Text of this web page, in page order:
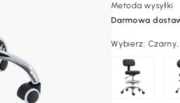
Metoda wysyłki
Darmowa
Wybierz: